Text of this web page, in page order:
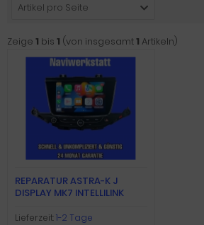
Artikel pro Seite
Zeige 1 bis 1 (von insgesamt1 Artikeln)
REPARATUR ASTRA-K J
DISPLAY MK7 INTELLILINK
Lieferzeit:1-2 Tage